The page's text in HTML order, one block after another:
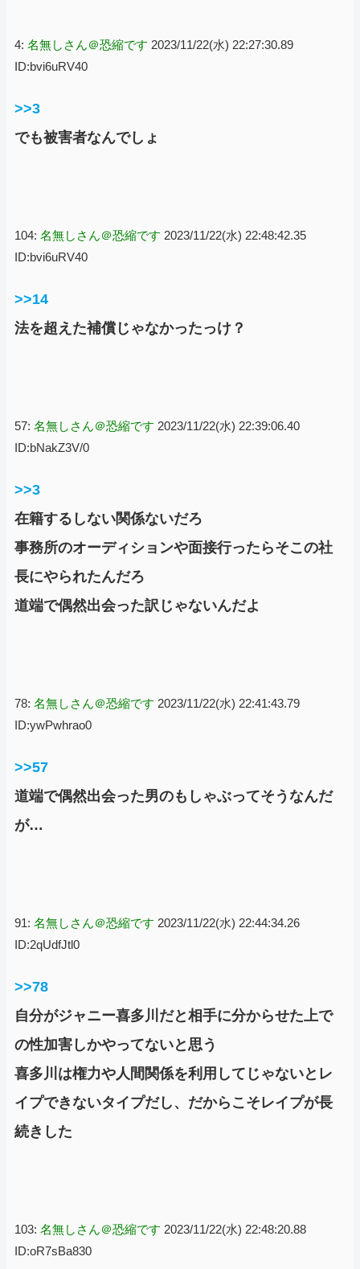
4: 名無しさん＠恐縮です 2023/11/22(水) 22:27:30.89
ID:bvi6uRV40
>>3
でも被害者なんでしょ
104: 名無しさん＠恐縮です 2023/11/22(水) 22:48:42.35
ID:bvi6uRV40
>>14
法を超えた補償じゃなかったっけ？
57: 名無しさん＠恐縮です 2023/11/22(水) 22:39:06.40
ID:bNakZ3V/0
>>3
在籍するしない関係ないだろ
事務所のオーディションや面接行ったらそこの社
長にやられたんだろ
道端で偶然出会った訳じゃないんだよ
78: 名無しさん＠恐縮です 2023/11/22(水) 22:41:43.79
ID:ywPwhrao0
>>57
道端で偶然出会った男のもしゃぶってそうなんだ
が…
91: 名無しさん＠恐縮です 2023/11/22(水) 22:44:34.26
ID:2qUdfJtl0
>>78
自分がジャニー喜多川だと相手に分からせた上で
の性加害しかやってないと思う
喜多川は権力や人間関係を利用してじゃないとレ
イプできないタイプだし、だからこそレイプが長
続きした
103: 名無しさん＠恐縮です 2023/11/22(水) 22:48:20.88
ID:oR7sBa830